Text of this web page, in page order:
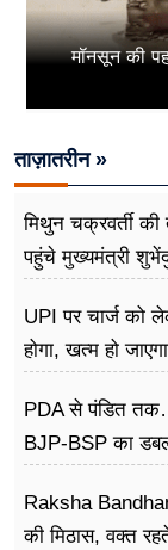
मॉनसून की
ताज़ातरीन »
मिथुन चक्रवर्ती
पहुंचे मुख्यमंत्री
UPI पर चार्ज को
होगा, खत्म हो
PDA से पंडित
BJP-BSP का
Raksha
की मिठास, वक्त